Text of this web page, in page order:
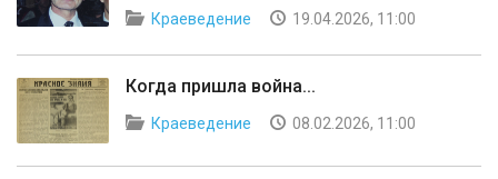
Краеведение 19.04.2026, 11:00
Когда пришла война...
Краеведение 08.02.2026, 11:00